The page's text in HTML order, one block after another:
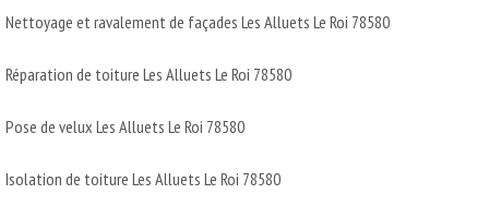
Nettoyage et ravalement de façades Les Alluets Le Roi 78580
Réparation de toiture Les Alluets Le Roi 78580
Pose de velux Les Alluets Le Roi 78580
Isolation de toiture Les Alluets Le Roi 78580